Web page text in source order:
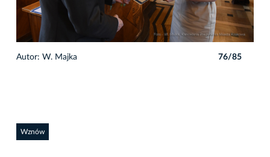
Autor: W. Majka 76/85
Wznów